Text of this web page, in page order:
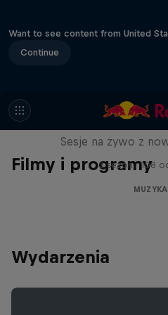
Want to see content from United
Continue
Filmy i programy
Sesje na żywo z
3 sezon · 108
MUZYKA
Wydarzenia